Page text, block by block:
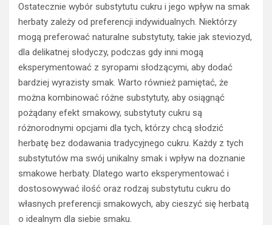
Ostatecznie wybór substytutu cukru i jego wpływ na smak
herbaty zależy od preferencji indywidualnych. Niektórzy
mogą preferować naturalne substytuty, takie jak steviozyd,
dla delikatnej słodyczy, podczas gdy inni mogą
eksperymentować z syropami słodzącymi, aby dodać
bardziej wyrazisty smak. Warto również pamiętać, że
można kombinować różne substytuty, aby osiągnąć
pożądany efekt smakowy, substytuty cukru są
różnorodnymi opcjami dla tych, którzy chcą słodzić
herbatę bez dodawania tradycyjnego cukru. Każdy z tych
substytutów ma swój unikalny smak i wpływ na doznanie
smakowe herbaty. Dlatego warto eksperymentować i
dostosowywać ilość oraz rodzaj substytutu cukru do
własnych preferencji smakowych, aby cieszyć się herbatą
o idealnym dla siebie smaku.